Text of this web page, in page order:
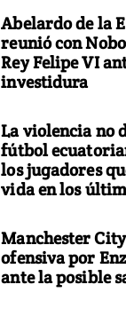
Abelardo de la
reunió con
Rey Felipe VI
investidura
La violencia no
fútbol
los jugadores
vida en los
Manchester
ofensiva por
ante la posible